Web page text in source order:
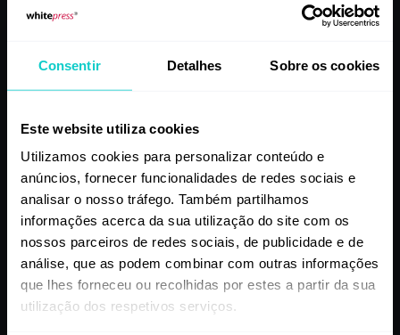
Consentir Detalhes Sobre os cookies
Este website utiliza cookies
Utilizamos cookies para personalizar conteúdo e
anúncios, fornecer funcionalidades de redes sociais e
analisar o nosso tráfego. Também partilhamos
informações acerca da sua utilização do site com os
nossos parceiros de redes sociais, de publicidade e de
análise, que as podem combinar com outras informações
que lhes forneceu ou recolhidas por estes a partir da sua
utilização dos respetivos serviços.
Inscreva-se e fique a par das notícias